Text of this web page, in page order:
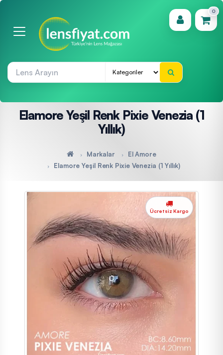
0
(0)
Elamore Yeşil Renk Pixie Venezia (1
Yıllık)
Markalar
El Amore
Elamore Yeşil Renk Pixie Venezia (1 Yıllık)
Ücretsiz Kargo